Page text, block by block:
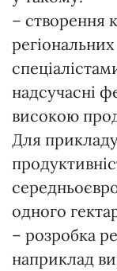
– створення
надсучасні
високою
Для
одного
– розробка
наприклад